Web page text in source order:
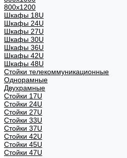
800х1200
Шкафы 18U
Шкафы 24U
Шкафы 27U
Шкафы 30U
Шкафы 36U
Шкафы 42U
Шкафы 48U
Стойки телекоммуникационные
Однорамные
Двухрамные
Стойки 17U
Стойки 24U
Стойки 27U
Стойки 33U
Стойки 37U
Стойки 42U
Стойки 45U
Стойки 47U